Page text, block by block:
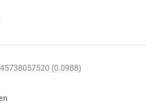
(0.0988)